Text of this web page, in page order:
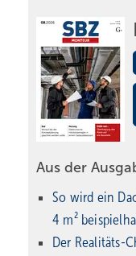
Aus der
So wird ein
4 m²
Der Realitäts-